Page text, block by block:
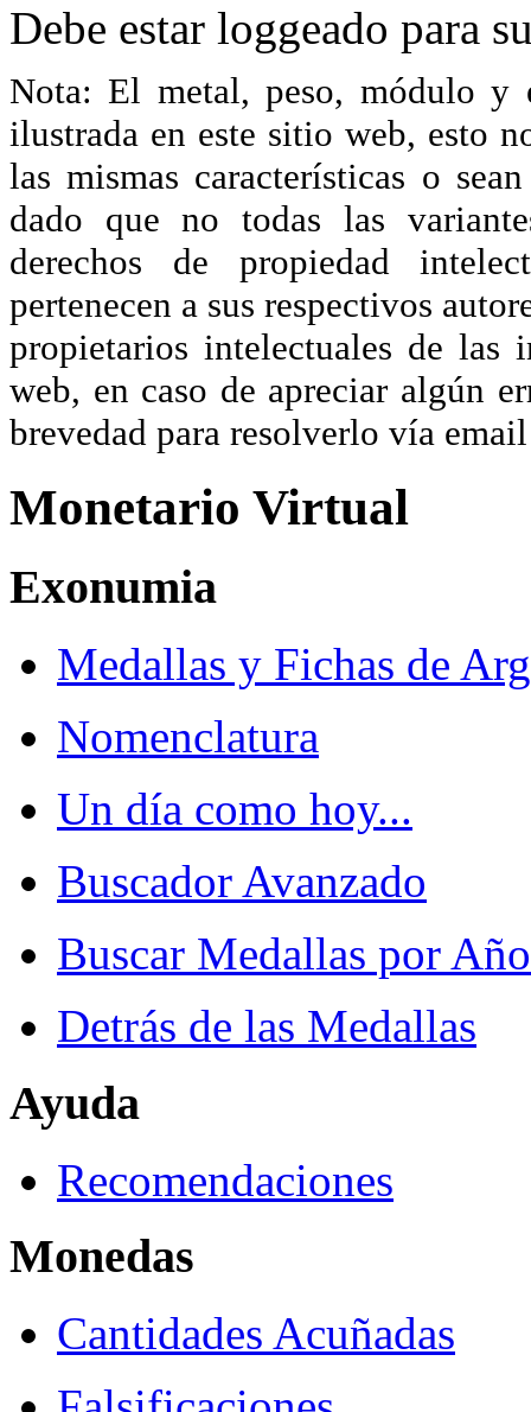
Debe estar loggeado para
Nota: El metal, peso, módulo y
ilustrada en este sitio web, esto
las mismas características o
dado que no todas las
derechos de propiedad
pertenecen a sus respectivos
propietarios intelectuales de las
web, en caso de apreciar algún
brevedad para resolverlo vía
Monetario Virtual
Exonumia
Medallas y Fichas de
Nomenclatura
Un día como hoy...
Buscador Avanzado
Buscar Medallas por Año
Detrás de las Medallas
Ayuda
Recomendaciones
Monedas
Cantidades Acuñadas